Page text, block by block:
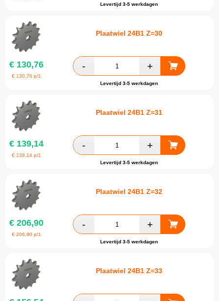
Levertijd 3-5 werkdagen
Plaatwiel 24B1 Z=30
€ 130,76
€ 130,76 p/1
Levertijd 3-5 werkdagen
Plaatwiel 24B1 Z=31
€ 139,14
€ 139,14 p/1
Levertijd 3-5 werkdagen
Plaatwiel 24B1 Z=32
€ 206,90
€206,90 p/1
Levertijd 3-5 werkdagen
Plaatwiel 24B1 Z=33